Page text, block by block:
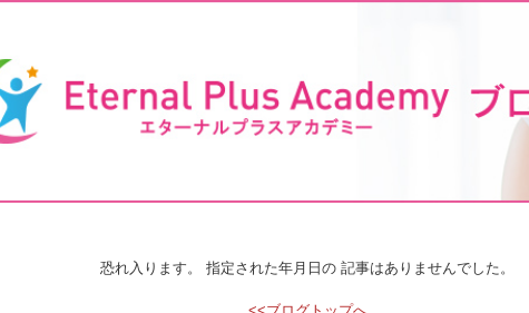
恐れ入ります。 指定された年月日の 記事はありませんでした。